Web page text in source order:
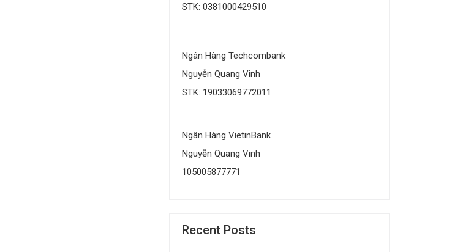
STK: 0381000429510
Ngân Hàng Techcombank
Nguyễn Quang Vinh
STK: 19033069772011
Ngân Hàng VietinBank
Nguyễn Quang Vinh
105005877771
Recent Posts